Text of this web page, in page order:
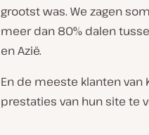
grootst was. We zagen
meer dan 80% dalen
en Azië.
En de meeste klanten
prestaties van hun site te